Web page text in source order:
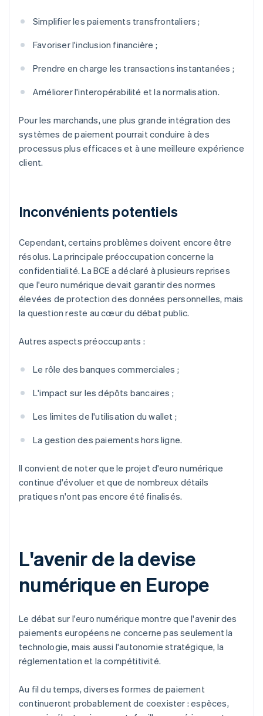
Simplifier les paiements transfrontaliers ;
Favoriser l'inclusion financière ;
Prendre en charge les transactions instantanées ;
Améliorer l'interopérabilité et la normalisation.
Pour les marchands, une plus grande intégration des
systèmes de paiement pourrait conduire à des
processus plus efficaces et à une meilleure expérience
client.
Inconvénients potentiels
Cependant, certains problèmes doivent encore être
résolus. La principale préoccupation concerne la
confidentialité. La BCE a déclaré à plusieurs reprises
que l'euro numérique devait garantir des normes
élevées de protection des données personnelles, mais
la question reste au cœur du débat public.
Autres aspects préoccupants :
Le rôle des banques commerciales ;
L'impact sur les dépôts bancaires ;
Les limites de l'utilisation du wallet ;
La gestion des paiements hors ligne.
Il convient de noter que le projet d'euro numérique
continue d'évoluer et que de nombreux détails
pratiques n'ont pas encore été finalisés.
L'avenir de la devise
numérique en Europe
Le débat sur l'euro numérique montre que l'avenir des
paiements européens ne concerne pas seulement la
technologie, mais aussi l'autonomie stratégique, la
réglementation et la compétitivité.
Au fil du temps, diverses formes de paiement
continueront probablement de coexister : espèces,